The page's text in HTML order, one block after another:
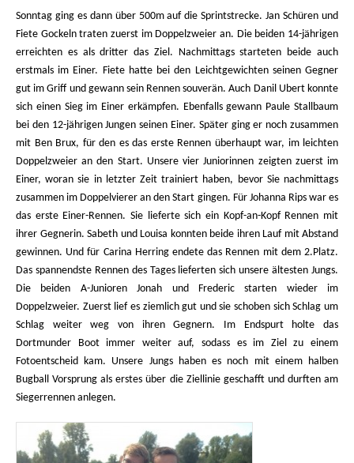
Sonntag ging es dann über 500m auf die Sprintstrecke. Jan Schüren und
Fiete Gockeln traten zuerst im Doppelzweier an. Die beiden 14-jährigen
erreichten es als dritter das Ziel. Nachmittags starteten beide auch
erstmals im Einer. Fiete hatte bei den Leichtgewichten seinen Gegner
gut im Griff und gewann sein Rennen souverän. Auch Danil Ubert konnte
sich einen Sieg im Einer erkämpfen. Ebenfalls gewann Paule Stallbaum
bei den 12-jährigen Jungen seinen Einer. Später ging er noch zusammen
mit Ben Brux, für den es das erste Rennen überhaupt war, im leichten
Doppelzweier an den Start. Unsere vier Juniorinnen zeigten zuerst im
Einer, woran sie in letzter Zeit trainiert haben, bevor Sie nachmittags
zusammen im Doppelvierer an den Start gingen. Für Johanna Rips war es
das erste Einer-Rennen. Sie lieferte sich ein Kopf-an-Kopf Rennen mit
ihrer Gegnerin. Sabeth und Louisa konnten beide ihren Lauf mit Abstand
gewinnen. Und für Carina Herring endete das Rennen mit dem 2.Platz.
Das spannendste Rennen des Tages lieferten sich unsere ältesten Jungs.
Die beiden A-Junioren Jonah und Frederic starten wieder im
Doppelzweier. Zuerst lief es ziemlich gut und sie schoben sich Schlag um
Schlag weiter weg von ihren Gegnern. Im Endspurt holte das
Dortmunder Boot immer weiter auf, sodass es im Ziel zu einem
Fotoentscheid kam. Unsere Jungs haben es noch mit einem halben
Bugball Vorsprung als erstes über die Ziellinie geschafft und durften am
Siegerrennen anlegen.